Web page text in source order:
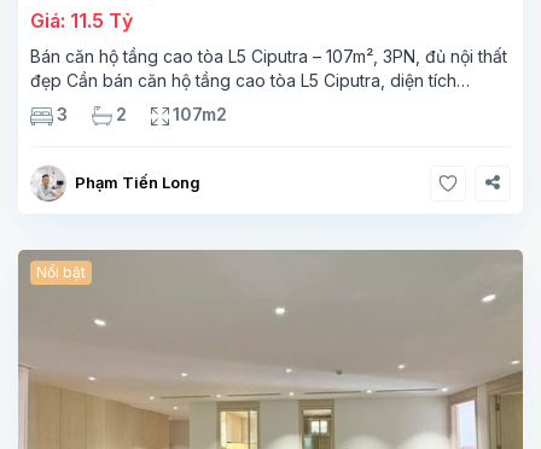
Giá: 11.5 Tỷ
Bán căn hộ tầng cao tòa L5 Ciputra – 107m², 3PN, đủ nội thất
đẹp Cần bán căn hộ tầng cao tòa L5 Ciputra, diện tích
107m², thiết kế 3 phòng ngủ – 2 vệ sinh, không gian rộng
thoáng. Căn
3 2 107m2
Phạm Tiến Long
Nổi bật